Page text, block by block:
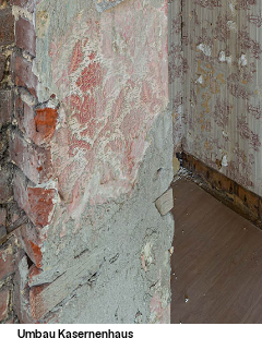
Umbau Kasernenhaus